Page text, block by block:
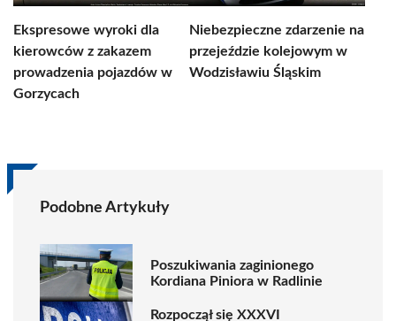
Ekspresowe wyroki dla
kierowców z zakazem
prowadzenia pojazdów w
Gorzycach
Niebezpieczne zdarzenie na
przejeździe kolejowym w
Wodzisławiu Śląskim
Podobne Artykuły
Poszukiwania zaginionego
Kordiana Piniora w Radlinie
Rozpoczął się XXXVI